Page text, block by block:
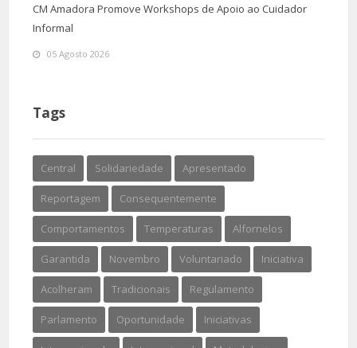
CM Amadora Promove Workshops de Apoio ao Cuidador
Informal
05 Agosto 2026
Tags
Central Solidariedade Apresentado
Reportagem Consequentemente
Comportamentos Temperaturas Alfornelos
Garantida Novembro Voluntariado Iniciativa
Acolheram Tradicionais Regulamento
Parlamento Oportunidade Iniciativas